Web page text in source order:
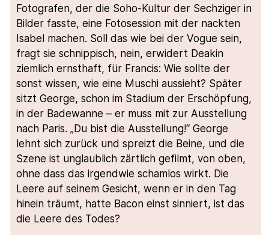
Fotografen, der die Soho-Kultur der Sechziger in
Bilder fasste, eine Fotosession mit der nackten
Isabel machen. Soll das wie bei der Vogue sein,
fragt sie schnippisch, nein, erwidert Deakin
ziemlich ernsthaft, für Francis: Wie sollte der
sonst wissen, wie eine Muschi aussieht? Später
sitzt George, schon im Stadium der Erschöpfung,
in der Badewanne – er muss mit zur Ausstellung
nach Paris. „Du bist die Ausstellung!“ George
lehnt sich zurück und spreizt die Beine, und die
Szene ist unglaublich zärtlich gefilmt, von oben,
ohne dass das irgendwie schamlos wirkt. Die
Leere auf seinem Gesicht, wenn er in den Tag
hinein träumt, hatte Bacon einst sinniert, ist das
die Leere des Todes?